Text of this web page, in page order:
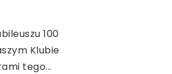
100
Klubie
tego...